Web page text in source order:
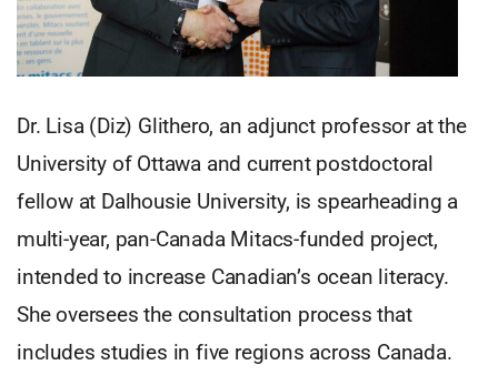
Dr. Lisa (Diz) Glithero, an adjunct professor at the
University of Ottawa and current postdoctoral
fellow at Dalhousie University, is spearheading a
multi-year, pan-Canada Mitacs-funded project,
intended to increase Canadian’s ocean literacy.
She oversees the consultation process that
includes studies in five regions across Canada.